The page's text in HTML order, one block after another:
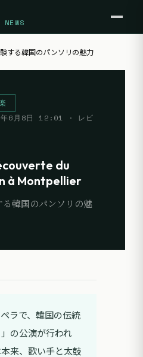
する韓国のパンソリの魅力
6月8日 12:01 · レビ
du
à Montpellier
韓国のパンソリの魅
ラで、韓国の伝統
の公演が行われ
来、歌い手と太鼓